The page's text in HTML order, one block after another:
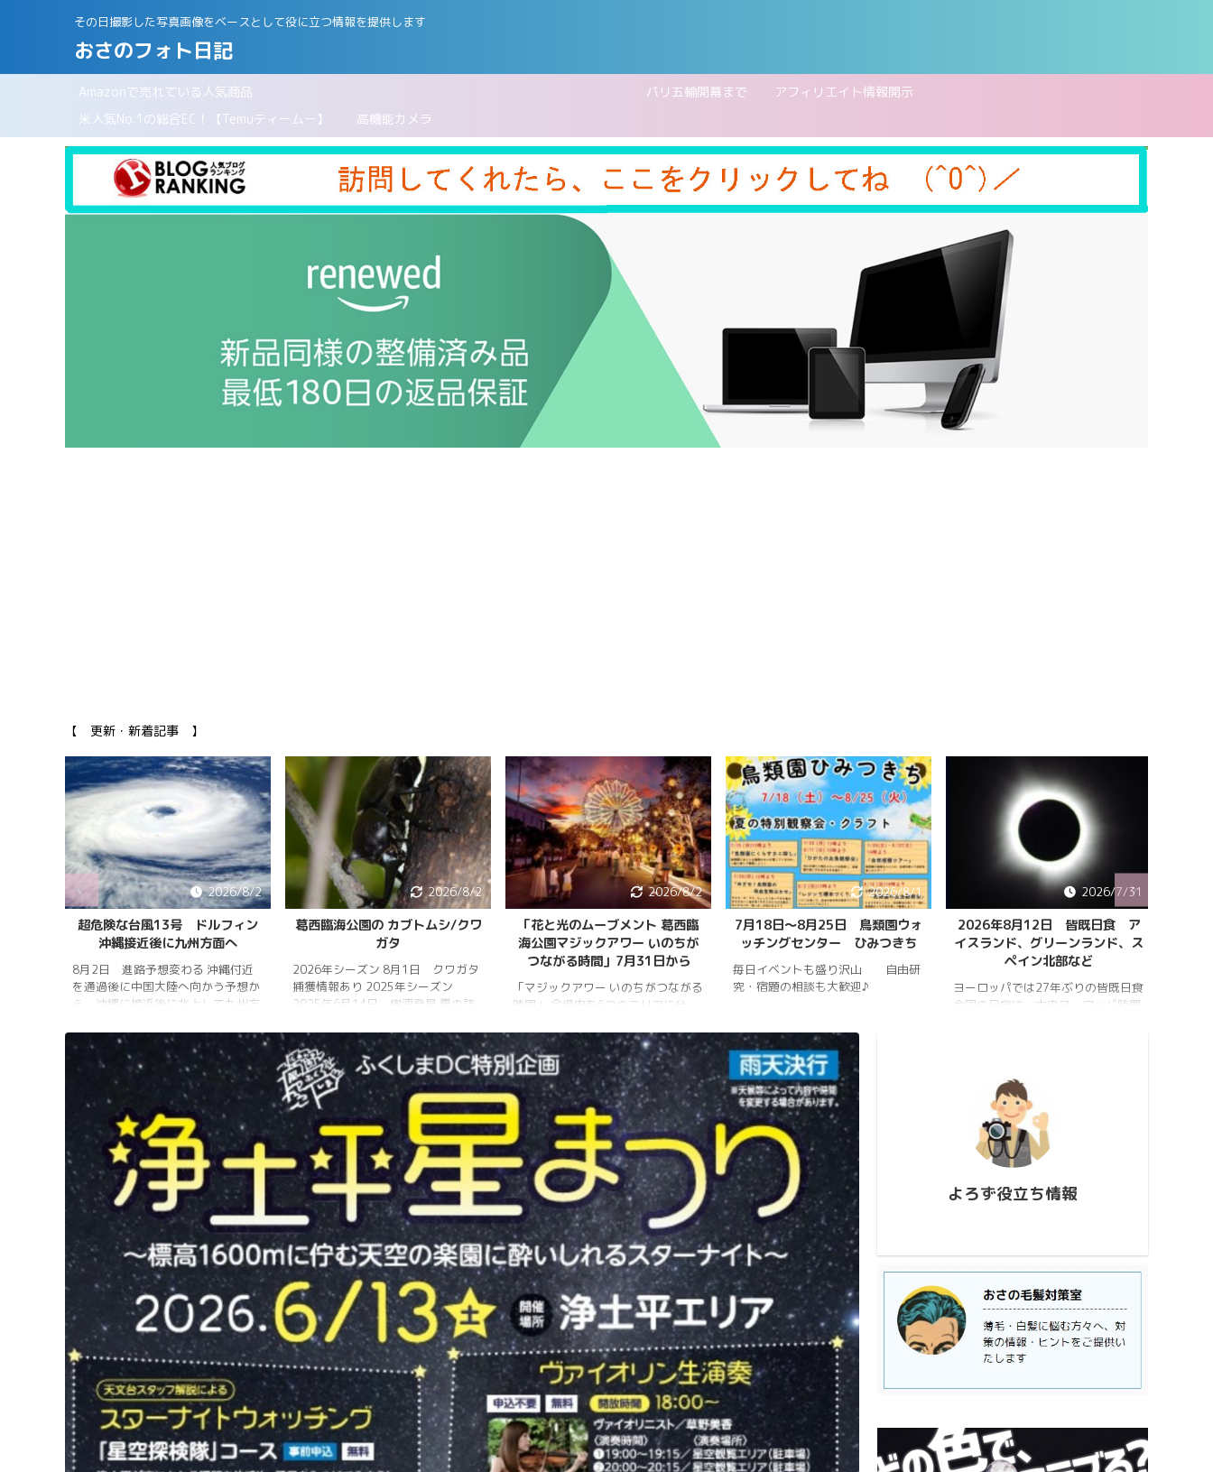
その日撮影した写真画像をベースとして役に立つ情報を提供します
おさのフォト日記
Amazonで売れている人気商品 パリ五輪開幕まで
アフィリエイト情報開示
米人気No.1の総合EC！【Temuティームー】
高機能カメラ
【 更新・新着記事 】
2026/8/2
超危険な台風13号 ドルフィン
沖縄接近後に九州方面へ
8月2日 進路予想変わる 沖縄付近
を通過後に中国大陸へ向かう予想か
ら、沖縄に接近後に北上して九州方
庁
ヨーロッ
パ中期予報センター 気象庁 8月
31日 6:00 8月30日 5:20 8月1日
に南鳥島近海で猛烈な勢力へ 台風
13号は、今後、海面水温が29度以
上の海域を西進する見込みで、猛烈
な勢力になる見込み。
2026/8/2
葛西臨海公園の カブトムシ/クワ
ガタ
2026年シーズン 8月1日 クワガタ
捕獲情報あり 2025年シーズン
2025年6月14日 樹液発見 夏の訪
く、樹液の出方は低調。新水族園の
建設の影響もあってか、カブトム
シ・クワガタの確認情報はかなり減
りましたが、カブトムシ・ノコギリ
クワガタの情報がありました。しか
し、かなり個体数が減少していると
思われます。 2025年3月28日 冬
眠していたコクワガタ全員が目覚め
ました!! 2025年2月17日 冬眠して
いたコクワガタ♂が目覚めました!!
昆虫ゼリーを吸って ...
2026/8/2
「花と光のムーブメント 葛西臨
海公園マジックアワー いのちが
つながる時間」7月31日から
「マジックアワー いのちがつながる
時間」 会場内を6つのエリアに分
る空の色彩をイメージしたライトア
ップを展開。ライトアップの点灯時
間は18時～20時30分。 「フォト
スポット」（ひまわり畑内） 噴水
前中央園路の「Fresh Sun（爽やか
な陽）」 葛西臨海水族園入口前の演
出「Deep Sea Night（深海の夜）」
2026/8/1
7月18日〜8月25日 鳥類園ウォ
ッチングセンター ひみつきち
毎日イベントも盛り沢山 自由研
究・宿題の相談も大歓迎♪
2026/7/31
2026年8月12日 皆既日食 ア
イスランド、グリーンランド、ス
ペイン北部など
ヨーロッパでは27年ぶりの皆既日食
今回の日食は、中央ヨーロッパ時間
726_173927.mp4
https://www.youtube.com/watch?
v=AUJyBTySGso
よろず役立ち情報